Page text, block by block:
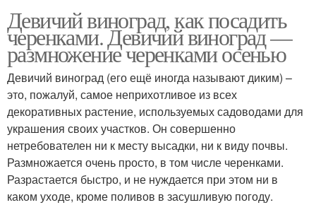
Девичий виноград, как посадить
черенками. Девичий виноград —
размножение черенками осенью
Девичий виноград (его ещё иногда называют диким) –
это, пожалуй, самое неприхотливое из всех
декоративных растение, используемых садоводами для
украшения своих участков. Он совершенно
нетребователен ни к месту высадки, ни к виду почвы.
Размножается очень просто, в том числе черенками.
Разрастается быстро, и не нуждается при этом ни в
каком уходе, кроме поливов в засушливую погоду.